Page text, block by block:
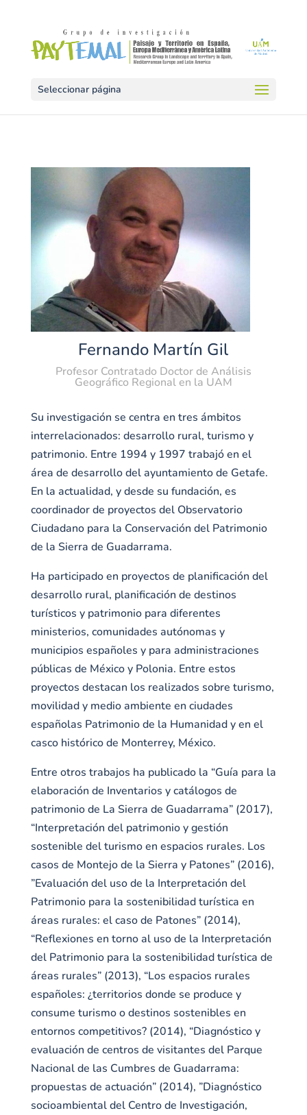
Seleccionar página
Fernando Martín Gil
Profesor Contratado Doctor de Análisis
Geográfico Regional en la UAM
Su investigación se centra en tres ámbitos
interrelacionados: desarrollo rural, turismo y
patrimonio. Entre 1994 y 1997 trabajó en el
área de desarrollo del ayuntamiento de Getafe.
En la actualidad, y desde su fundación, es
coordinador de proyectos del Observatorio
Ciudadano para la Conservación del Patrimonio
de la Sierra de Guadarrama.
Ha participado en proyectos de planificación del
desarrollo rural, planificación de destinos
turísticos y patrimonio para diferentes
ministerios, comunidades autónomas y
municipios españoles y para administraciones
públicas de México y Polonia. Entre estos
proyectos destacan los realizados sobre turismo,
movilidad y medio ambiente en ciudades
españolas Patrimonio de la Humanidad y en el
casco histórico de Monterrey, México.
Entre otros trabajos ha publicado la “Guía para la
elaboración de Inventarios y catálogos de
patrimonio de La Sierra de Guadarrama” (2017),
“Interpretación del patrimonio y gestión
sostenible del turismo en espacios rurales. Los
casos de Montejo de la Sierra y Patones” (2016),
”Evaluación del uso de la Interpretación del
Patrimonio para la sostenibilidad turística en
áreas rurales: el caso de Patones” (2014),
“Reflexiones en torno al uso de la Interpretación
del Patrimonio para la sostenibilidad turística de
áreas rurales” (2013), “Los espacios rurales
españoles: ¿territorios donde se produce y
consume turismo o destinos sostenibles en
entornos competitivos? (2014), “Diagnóstico y
evaluación de centros de visitantes del Parque
Nacional de las Cumbres de Guadarrama:
propuestas de actuación” (2014), ”Diagnóstico
socioambiental del Centro de Investigación,